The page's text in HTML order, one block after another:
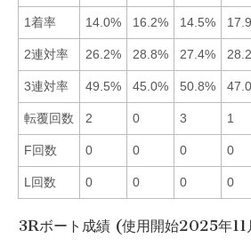
1着率 14.0% 16.2% 14.5%
2連対率 26.2% 28.8% 27.4%
3連対率 49.5% 45.0% 50.8%
転覆回数 2 0 3 1
F回数 0 0 0 0
L回数 0 0 0 0
3Rボート成績 (使用開始2025年11